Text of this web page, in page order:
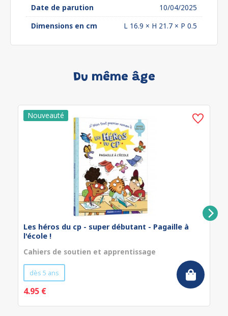
Date de parution
10/04/2025
Dimensions en cm
L 16.9 × H 21.7 × P 0.5
Du même âge
Les héros du cp - super débutant - Pagaille à
l'école !
Cahiers de soutien et apprentissage
dès 5 ans
4.95 €